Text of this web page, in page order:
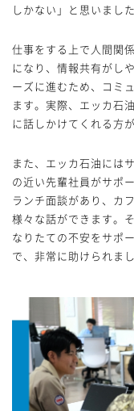
しかない」と思いました
仕事をする上で人間関
になり、情報共有がし
ーズに進むため、コミ
ます。実際、エッカ石
に話しかけてくれる方
また、エッカ石油には
の近い先輩社員がサポ
ランチ面談があり、カ
様々な話ができます。
なりたての不安をサポ
で、非常に助けられまし